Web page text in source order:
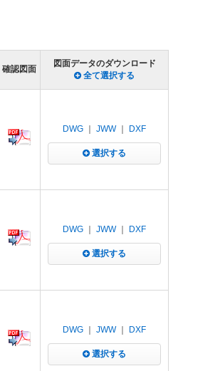
確認図面
図面データのダウンロード
全て選択する
DWG JWW｜ DXF
選択する
DWG JWW｜ DXF
選択する
DWG JWW｜ DXF
選択する